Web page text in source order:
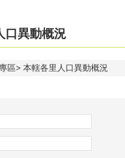
口異動概況
區 本轄各里人口異動概況